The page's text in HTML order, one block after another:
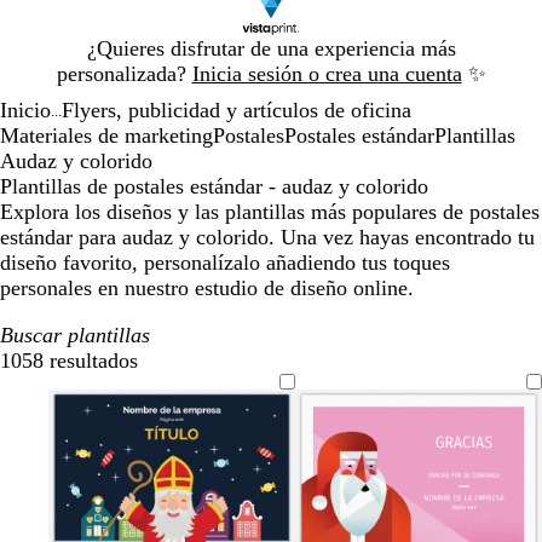
¿Quieres disfrutar de una experiencia más
personalizada? Inicia sesión o crea una cuenta ✨
1
Inicio Flyers, publicidad y artículos de oficina
Materiales de marketingPostalesPostales estándarPlantillas
Audaz y colorido
Plantillas de postales estándar - audaz y colorido
Explora los diseños y las plantillas más populares de postales
estándar para audaz y colorido. Una vez hayas encontrado tu
diseño favorito, personalízalo añadiendo tus toques
personales en nuestro estudio de diseño online.
Buscar plantillas
1058 resultados
Filtros